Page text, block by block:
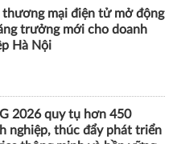
thương mại điện tử mở động
trưởng mới cho doanh
Hà Nội
2026 quy tụ hơn 450
nghiệp, thúc đẩy phát triển